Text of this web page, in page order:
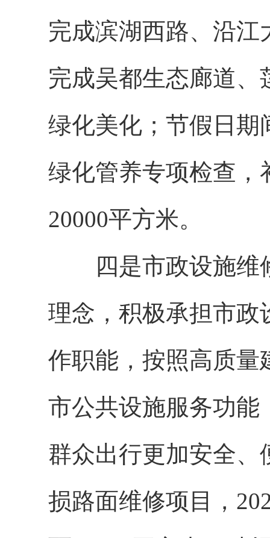
完成滨湖西路、沿
完成吴都生态廊道、
绿化美化；节假日期
绿化管养专项检查，
20000平方米。
四是市政设施维
理念，积极承担市政
作职能，按照高质量
市公共设施服务功能
群众出行更加安全
损路面维修项目，